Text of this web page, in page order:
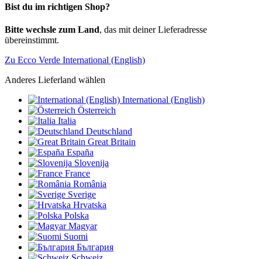
Bist du im richtigen Shop?
Bitte wechsle zum Land, das mit deiner Lieferadresse
übereinstimmt.
Zu Ecco Verde International (English)
Anderes Lieferland wählen
International (English)
Österreich
Italia
Deutschland
Great Britain
España
Slovenija
France
România
Sverige
Hrvatska
Polska
Magyar
Suomi
България